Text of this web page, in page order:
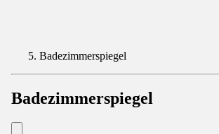
Badezimmerspiegel
Badezimmerspiegel